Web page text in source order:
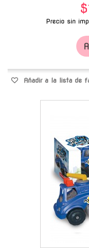
Precio sin
Añadir a la lista de